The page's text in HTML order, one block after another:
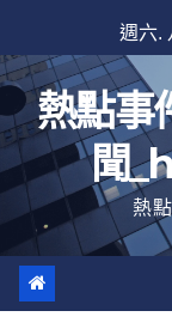
至
內
容
週六.
熱點事
聞
熱